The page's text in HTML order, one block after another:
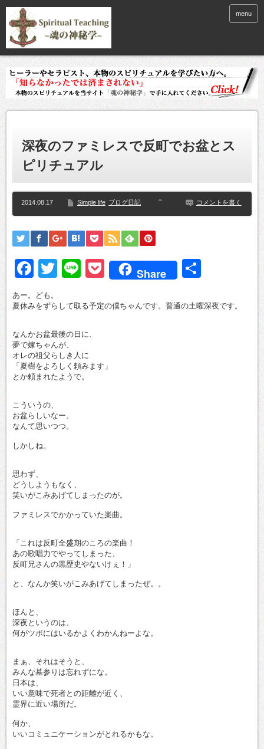
menu
深夜のファミレスで反町でお盆とス
ピリチュアル
2014.08.17 Simple life ブログ日記 コメントを書く
Facebook
Twitter
LinePocket
Share
あー。ども。
夏休みをずらして取る予定の僕ちゃんです。普通の土曜深夜です。
なんかお盆最後の日に、
夢で嫁ちゃんが、
オレの祖父らしき人に
「夏樹をよろしく頼みます」
とか頼まれたようで。
こういうの、
お盆らしいなー、
なんて思いつつ。
しかしね。
思わず、
どうしようもなく、
笑いがこみあげてしまったのが。
ファミレスでかかっていた楽曲。
「これは反町全盛期のころの楽曲！
あの歌唱力でやってしまった、
反町兄さんの黒歴史やないけぇ！」
と、なんか笑いがこみあげてしまったぜ。。
ほんと、
深夜というのは、
何がツボにはいるかよくわかんねーよな。
まぁ、それはそうと、
みんな墓参りは忘れずにな。
日本は、
いい意味で死者との距離が近く、
霊界に近い場所だ。
何か、
いいコミュニケーションがとれるかもな。